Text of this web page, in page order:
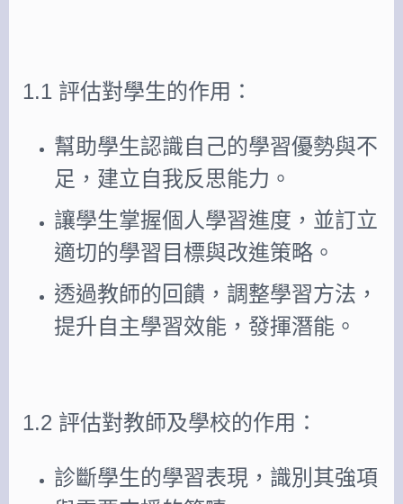
1.1 評估對學生的作用：
幫助學生認識自己的學習優勢與不
足，建立自我反思能力。
讓學生掌握個人學習進度，並訂立
適切的學習目標與改進策略。
透過教師的回饋，調整學習方法，
提升自主學習效能，發揮潛能。
1.2 評估對教師及學校的作用：
診斷學生的學習表現，識別其強項